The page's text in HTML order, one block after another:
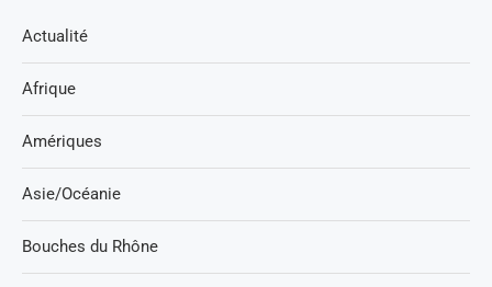
Actualité
Afrique
Amériques
Asie/Océanie
Bouches du Rhône